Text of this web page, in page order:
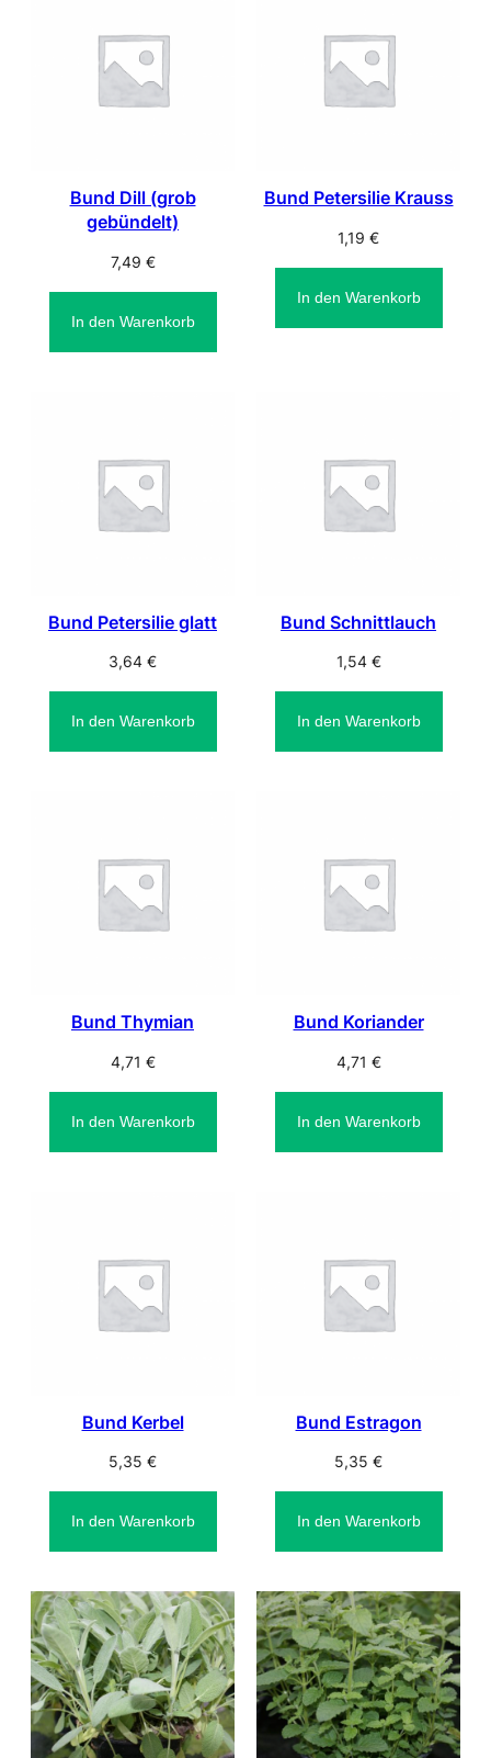
Bund Dill (grob
gebündelt)
7,49 €
In den Warenkorb
Bund Petersilie Krauss
1,19 €
In den Warenkorb
Bund Petersilie glatt
3,64 €
In den Warenkorb
Bund Schnittlauch
1,54 €
In den Warenkorb
Bund Thymian
4,71 €
In den Warenkorb
Bund Koriander
4,71 €
In den Warenkorb
Bund Kerbel
5,35 €
In den Warenkorb
Bund Estragon
5,35 €
In den Warenkorb